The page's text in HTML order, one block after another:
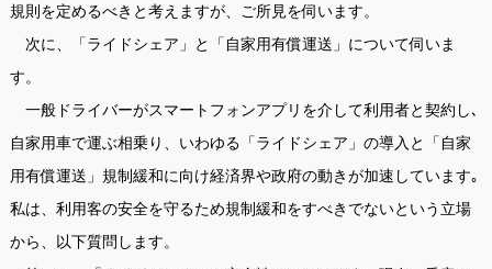
規則を定めるべきと考えますが、ご所見を伺います。
次に、「ライドシェア」と「自家用有償運送」について伺いま
す。
一般ドライバーがスマートフォンアプリを介して利用者と契約し､
自家用車で運ぶ相乗り、いわゆる「ライドシェア」の導入と「自家
用有償運送」規制緩和に向け経済界や政府の動きが加速しています｡
私は、利用客の安全を守るため規制緩和をすべきでないという立場
から、以下質問します。